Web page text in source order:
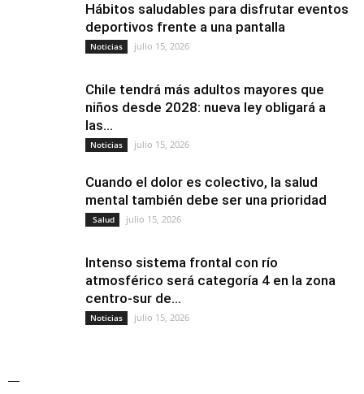
Hábitos saludables para disfrutar eventos
deportivos frente a una pantalla
Noticias julio 15, 2026
Chile tendrá más adultos mayores que
niños desde 2028: nueva ley obligará a
las...
Noticias julio 15, 2026
Cuando el dolor es colectivo, la salud
mental también debe ser una prioridad
Salud julio 15, 2026
Intenso sistema frontal con río
atmosférico será categoría 4 en la zona
centro-sur de...
Noticias julio 15, 2026
—